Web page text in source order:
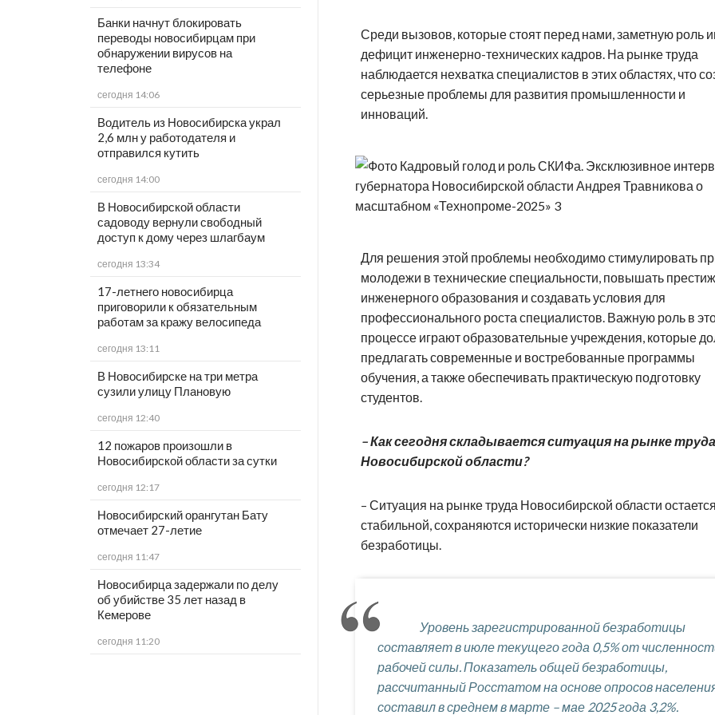
Банки начнут блокировать
переводы новосибирцам при
обнаружении вирусов на
телефоне
сегодня 14:06
Водитель из Новосибирска украл
2,6 млн у работодателя и
отправился кутить
сегодня 14:00
В Новосибирской области
садоводу вернули свободный
доступ к дому через шлагбаум
сегодня 13:34
17-летнего новосибирца
приговорили к обязательным
работам за кражу велосипеда
сегодня 13:11
В Новосибирске на три метра
сузили улицу Плановую
сегодня 12:40
12 пожаров произошли в
Новосибирской области за сутки
сегодня 12:17
Новосибирский орангутан Бату
отмечает 27-летие
сегодня 11:47
Новосибирца задержали по делу
об убийстве 35 лет назад в
Кемерове
сегодня 11:20
Среди вызовов, которые стоят перед нами, заметную роль
дефицит инженерно-технических кадров. На рынке труда
наблюдается нехватка специалистов в этих областях, что
серьезные проблемы для развития промышленности и
инноваций.
Для решения этой проблемы необходимо стимулировать
молодежи в технические специальности, повышать престиж
инженерного образования и создавать условия для
профессионального роста специалистов. Важную роль в
процессе играют образовательные учреждения, которые
предлагать современные и востребованные программы
обучения, а также обеспечивать практическую подготовку
студентов.
– Как сегодня складывается ситуация на рынке труда
Новосибирской области?
– Ситуация на рынке труда Новосибирской области остается
стабильной, сохраняются исторически низкие показатели
безработицы.
Уровень зарегистрированной безработицы
составляет в июле текущего года 0,5% от
рабочей силы. Показатель общей безработицы,
рассчитанный Росстатом на основе опросов
составил в среднем в марте – мае 2025 года 3,2%.